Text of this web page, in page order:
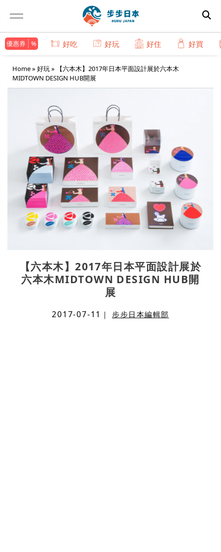
優惠券 好吃 好玩 好住 好買
Home» 好玩» 【六本木】2017年日本平面設計展於六本木
MIDTOWN DESIGN HUB開展
【六本木】2017年日本平面設計展於
六本木MIDTOWN DESIGN HUB開
展
2017-07-11 ｜ 步步日本編輯部